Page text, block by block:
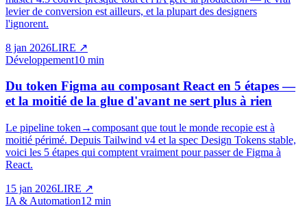
levier de conversion est ailleurs, et la plupart des designers
l'ignorent.
8 jan 2026LIRE ↗
Développement10 min
Du token Figma au composant React en 5 étapes —
et la moitié de la glue d'avant ne sert plus à rien
Le pipeline token→composant que tout le monde recopie est à
moitié périmé. Depuis Tailwind v4 et la spec Design Tokens stable,
voici les 5 étapes qui comptent vraiment pour passer de Figma à
React.
15 jan 2026LIRE ↗
IA & Automation12 min